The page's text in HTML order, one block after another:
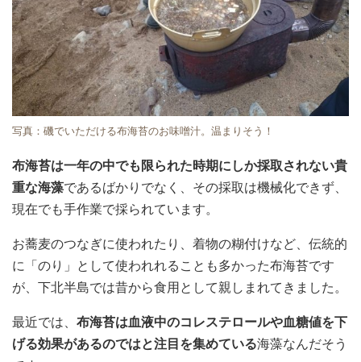
写真：磯でいただける布海苔のお味噌汁。温まりそう！
布海苔は一年の中でも限られた時期にしか採取されない貴
重な海藻であるばかりでなく、その採取は機械化できず、
現在でも手作業で採られています。
お蕎麦のつなぎに使われたり、着物の糊付けなど、伝統的
に「のり」として使われれることも多かった布海苔です
が、下北半島では昔から食用として親しまれてきました。
最近では、 布海苔は血液中のコレステロールや血糖値を下
げる効果があるのではと注目を集めている海藻なんだそう